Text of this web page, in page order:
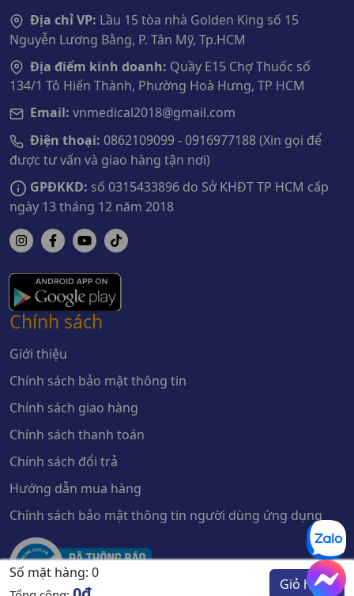
Số mặt hàng: 0
Giỏ hàng
Địa chỉ VP: Lầu 15 tòa nhà Golden King số 15
Nguyễn Lương Bằng, P. Tân Mỹ, Tp.HCM
Địa điểm kinh doanh: Quầy E15 Chợ Thuốc số
134/1 Tô Hiến Thành, Phường Hoà Hưng, TP HCM
Email: vnmedical2018@gmail.com
Điện thoại: 0862109099 - 0916977188 (Xin gọi để
được tư vấn và giao hàng tận nơi)
GPĐKKD: số 0315433896 do Sở KHĐT TP HCM cấp
ngày 13 tháng 12 năm 2018
Chính sách
Giới thiệu
Chính sách bảo mật thông tin
Chính sách giao hàng
Chính sách thanh toán
Chính sách đổi trả
Hướng dẫn mua hàng
Chính sách bảo mật thông tin người dùng ứng dụng